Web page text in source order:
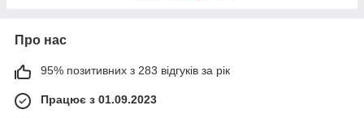
Про нас
95% позитивних з 283 відгуків за рік
Працює з 01.09.2023